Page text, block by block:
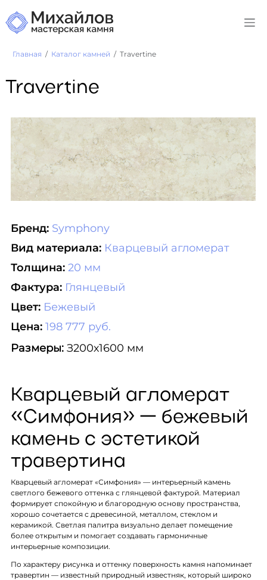
Главная Каталог камней Travertine
Travertine
Бренд: Symphony
Вид материала: Кварцевый агломерат
Толщина: 20 мм
Фактура: Глянцевый
Цвет: Бежевый
Цена: 198 777 руб.
Размеры: З200х1600 мм
Кварцевый агломерат
«Симфония» — бежевый
камень с эстетикой
травертина
Кварцевый агломерат «Симфония» — интерьерный камень
светлого бежевого оттенка с глянцевой фактурой. Материал
формирует спокойную и благородную основу пространства,
хорошо сочетается с древесиной, металлом, стеклом и
керамикой. Светлая палитра визуально делает помещение
более открытым и помогает создавать гармоничные
интерьерные композиции.
По характеру рисунка и оттенку поверхность камня напоминает
травертин — известный природный известняк, который широко